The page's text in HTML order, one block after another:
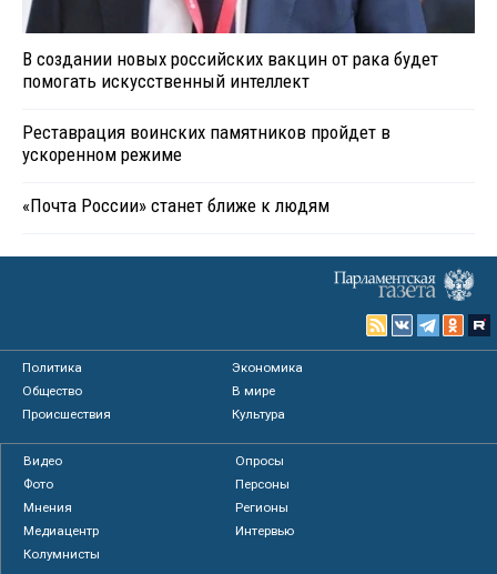
В создании новых российских вакцин от рака будет
помогать искусственный интеллект
Реставрация воинских памятников пройдет в
ускоренном режиме
«Почта России» станет ближе к людям
Политика
Экономика
Общество
В мире
Происшествия
Культура
Видео
Опросы
Фото
Персоны
Мнения
Регионы
Медиацентр
Интервью
Колумнисты